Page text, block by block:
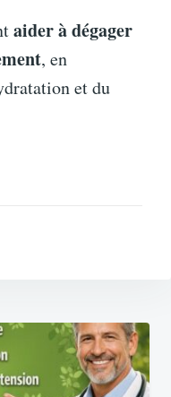
aider à dégager
, en
et du